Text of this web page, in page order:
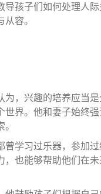
导孩子们如何处理人际
容。
为，兴趣的培养应当是
界。他和妻子始终强
曾学习过乐器，参加过
，也能够帮助他们在未